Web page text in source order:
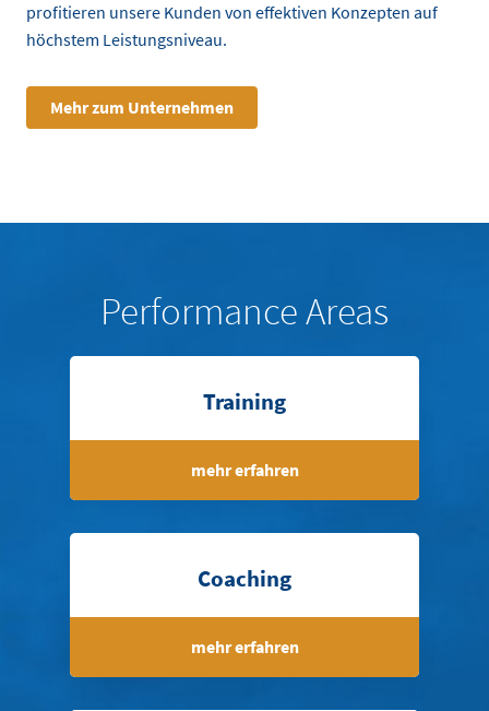
profitieren unsere Kunden von effektiven Konzepten auf
höchstem Leistungsniveau.
Mehr zum Unternehmen
Performance Areas
Training
mehr erfahren
Coaching
mehr erfahren